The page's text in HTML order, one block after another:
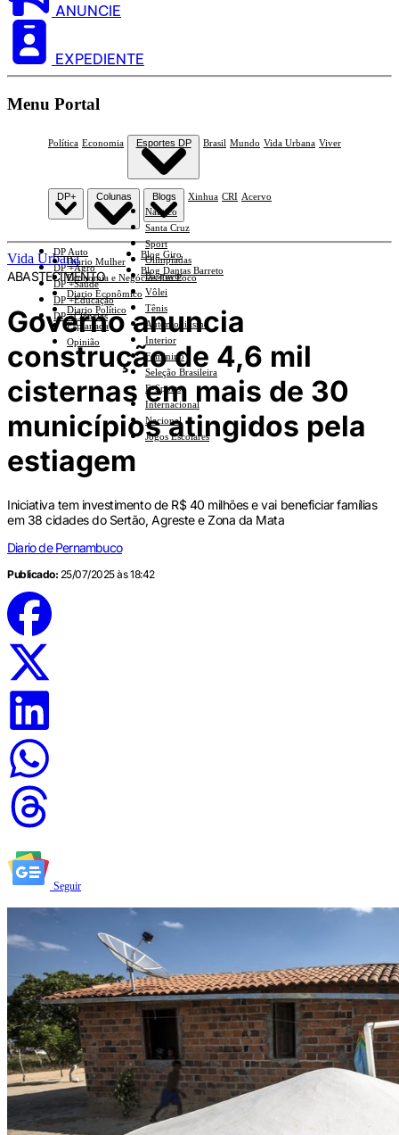
ANUNCIE
EXPEDIENTE
Menu Portal
Política Economia Esportes DP
Náutico
Santa Cruz
Sport
Olimpíadas
Basquete
Vôlei
Tênis
Automobilismo
Interior
Feminino
Seleção Brasileira
E-Sports
Internacional
Nacional
Jogos Escolares
Brasil Mundo Vida Urbana Viver
DP+
DP Auto
DP +Agro
DP +Saúde
DP +Educação
DP +Ciências
Colunas
Diario Mulher
Economia e Negócios Em Foco
Diario Econômico
Diario Político
Esplanada
Opinião
Blogs
Blog Giro
Blog Dantas Barreto
Xinhua CRI Acervo
Vida Urbana
ABASTECIMENTO
Governo anuncia
construção de 4,6 mil
cisternas em mais de 30
municípios atingidos pela
estiagem
Iniciativa tem investimento de R$ 40 milhões e vai beneficiar famílias
em 38 cidades do Sertão, Agreste e Zona da Mata
Diario de Pernambuco
Publicado: 25/07/2025 às 18:42
Seguir